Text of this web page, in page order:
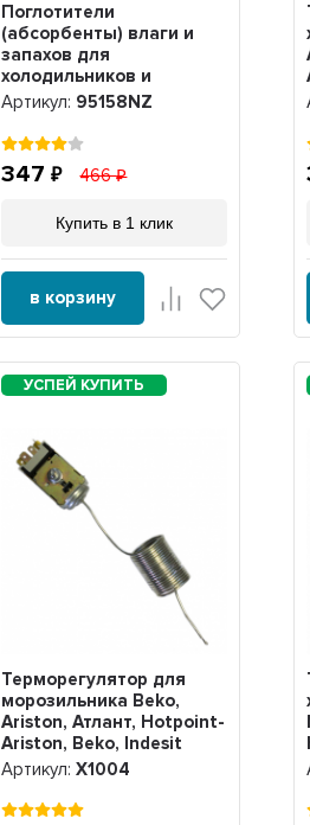
Поглотители
(абсорбенты) влаги и
запахов для
холодильников и
морозильных камер,
Brezo, 95158NZ
Артикул: 95158NZ
347 466
Купить в 1 клик
в корзину
Терморегулятор для
морозильника Beko,
Ariston, Атлант, Hotpoint-
Ariston, Beko, Indesit
ТАМ-145 1,3 метра, Х1004
Артикул:Х1004